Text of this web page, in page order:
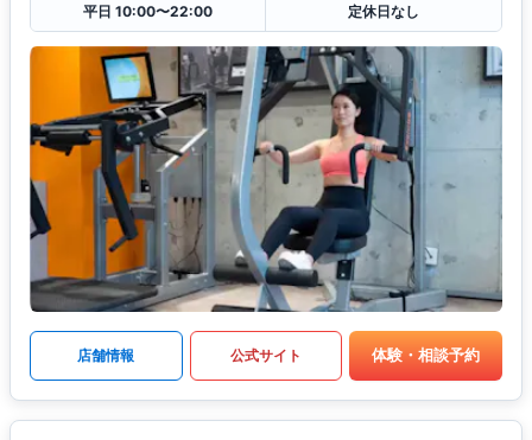
平日 10:00〜22:00
定休日なし
店舗情報 公式サイト 体験・相談予約